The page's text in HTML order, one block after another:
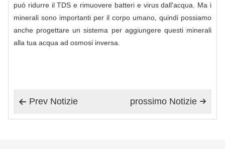
può ridurre il TDS e rimuovere batteri e virus dall'acqua. Ma i
minerali sono importanti per il corpo umano, quindi possiamo
anche progettare un sistema per aggiungere questi minerali
alla tua acqua ad osmosi inversa.
 Prev Notizie 
prossimo Notizie